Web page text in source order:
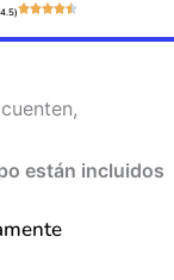
están incluidos